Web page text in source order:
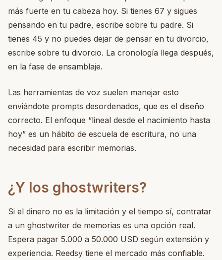
más fuerte en tu cabeza hoy. Si tienes 67 y sigues
pensando en tu padre, escribe sobre tu padre. Si
tienes 45 y no puedes dejar de pensar en tu divorcio,
escribe sobre tu divorcio. La cronología llega después,
en la fase de ensamblaje.
Las herramientas de voz suelen manejar esto
enviándote prompts desordenados, que es el diseño
correcto. El enfoque “lineal desde el nacimiento hasta
hoy” es un hábito de escuela de escritura, no una
necesidad para escribir memorias.
¿Y los ghostwriters?
Si el dinero no es la limitación y el tiempo sí, contratar
a un ghostwriter de memorias es una opción real.
Espera pagar 5.000 a 50.000 USD según extensión y
experiencia. Reedsy tiene el mercado más confiable.